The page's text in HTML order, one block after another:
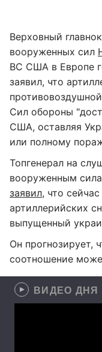
Верховный
вооруженных сил
ВС США в Европе
заявил, что
Сил обороны
США, оставляя
или полному
Топгенерал на
вооруженным
заявил, что
артиллерийских
выпущенный
Он прогнозирует,
соотношение
ВИДЕО ДНЯ